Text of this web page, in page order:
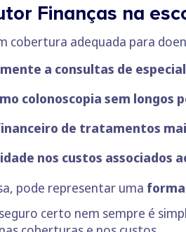
Finanças na
cobertura adequada para
a consultas de
colonoscopia sem longos
de tratamentos
nos custos associados
pode representar uma
certo nem sempre é